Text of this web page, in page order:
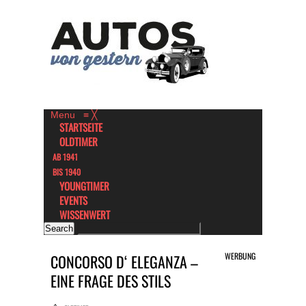
Menu ≡ ╳
STARTSEITE
OLDTIMER
AB 1941
BIS 1940
YOUNGTIMER
EVENTS
WISSENWERT
CONCORSO D‘ ELEGANZA –
EINE FRAGE DES STILS
WERBUNG